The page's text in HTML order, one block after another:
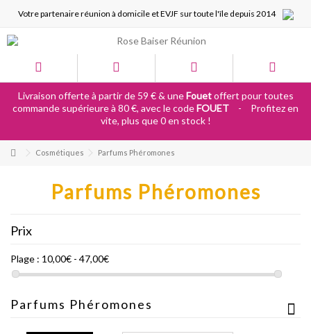
Votre partenaire réunion à domicile et EVJF sur toute l'île depuis 2014
Livraison offerte à partir de 59 € & uneFouetoffert pour toutes
commande supérieure à 80 €, avec le codeFOUET -
Profitez en
vite, plus que 0 en stock !
Cosmétiques Parfums Phéromones
Parfums Phéromones
Prix
Plage : 10,00€ - 47,00€
Parfums Phéromones